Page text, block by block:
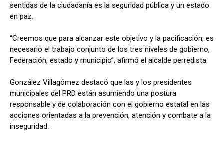
sentidas de la ciudadanía es la seguridad pública y un estado
en paz.
“Creemos que para alcanzar este objetivo y la pacificación, es
necesario el trabajo conjunto de los tres niveles de gobierno,
Federación, estado y municipio”, afirmó el alcalde perredista.
González Villagómez destacó que las y los presidentes
municipales del PRD están asumiendo una postura
responsable y de colaboración con el gobierno estatal en las
acciones orientadas a la prevención, atención y combate a la
inseguridad.